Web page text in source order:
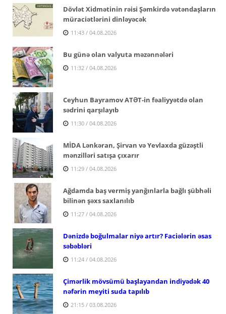
Dövlət Xidmətinin rəisi Şəmkirdə vətəndaşların
müraciətlərini dinləyəcək
11:43 / 04.08.2026
Bu günə olan valyuta məzənnələri
11:32 / 04.08.2026
Ceyhun Bayramov ATƏT-in fəaliyyətdə olan
sədrini qarşılayıb
11:30 / 04.08.2026
MİDA Lənkəran, Şirvan və Yevlaxda güzəştli
mənzilləri satışa çıxarır
11:29 / 04.08.2026
Ağdamda baş vermiş yanğınlarla bağlı şübhəli
bilinən şəxs saxlanılıb
11:27 / 04.08.2026
Dənizdə boğulmalar niyə artır? Faciələrin əsas
səbəbləri
11:24 / 04.08.2026
Çimərlik mövsümü başlayandan indiyədək 40
nəfərin meyiti suda tapılıb
21:15 / 03.08.2026